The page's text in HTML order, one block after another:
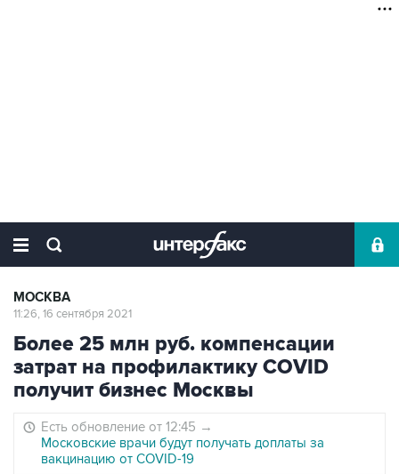
МОСКВА
11:26, 16 сентября 2021
Более 25 млн руб. компенсации
затрат на профилактику COVID
получит бизнес Москвы
Есть обновление от 12:45 →
Московские врачи будут получать доплаты за
вакцинацию от COVID-19